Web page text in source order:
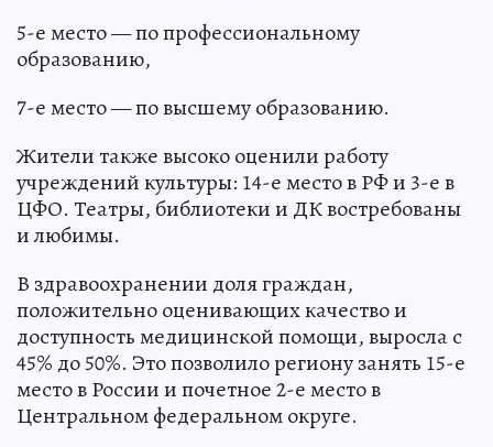
5-е место — по профессиональному
образованию,
7-е место — по высшему образованию.
Жители также высоко оценили работу
учреждений культуры: 14-е место в РФ и 3-е в
ЦФО. Театры, библиотеки и ДК востребованы
и любимы.
В здравоохранении доля граждан,
положительно оценивающих качество и
доступность медицинской помощи, выросла с
45% до 50%. Это позволило региону занять 15-е
место в России и почетное 2-е место в
Центральном федеральном округе.